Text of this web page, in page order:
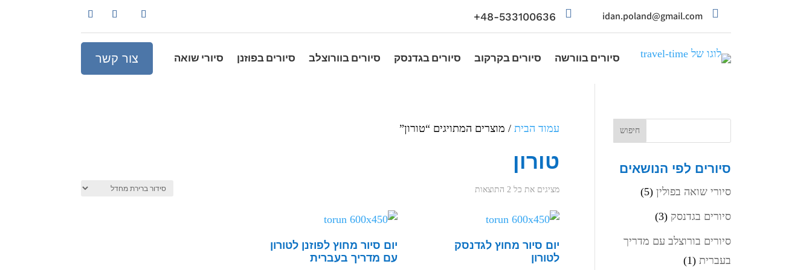

idan.poland@gmail.com

48-533100636+
סיורים בוורשה סיורים בקרקוב סיורים בגדנסק סיורים בוורוצלב סיורים בפוזנן סיורי שואה צור קשר
עמוד הבית/ מוצרים המתויגים “טורון”
טורון
מציגים את כל ⁦2⁩ התוצאות
יום סיור מחוץ לגדנסק
לטורון
יום סיור מחוץ לפוזנן לטורון
עם מדריך בעברית
סיורים לפי הנושאים
סיורי שואה בפולין (5)
סיורים בגדנסק (3)
סיורים בורוצלב עם מדריך
בעברית (1)